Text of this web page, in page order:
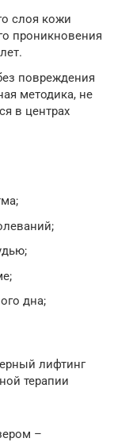
слоя кожи
проникновения
повреждения
методика, не
в центрах
дна;
лифтинг
терапии
–